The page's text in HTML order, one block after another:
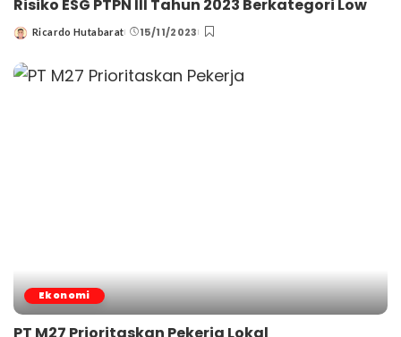
Risiko ESG PTPN III Tahun 2023 Berkategori Low
Posted
Ricardo Hutabarat 15/11/2023
Ekonomi